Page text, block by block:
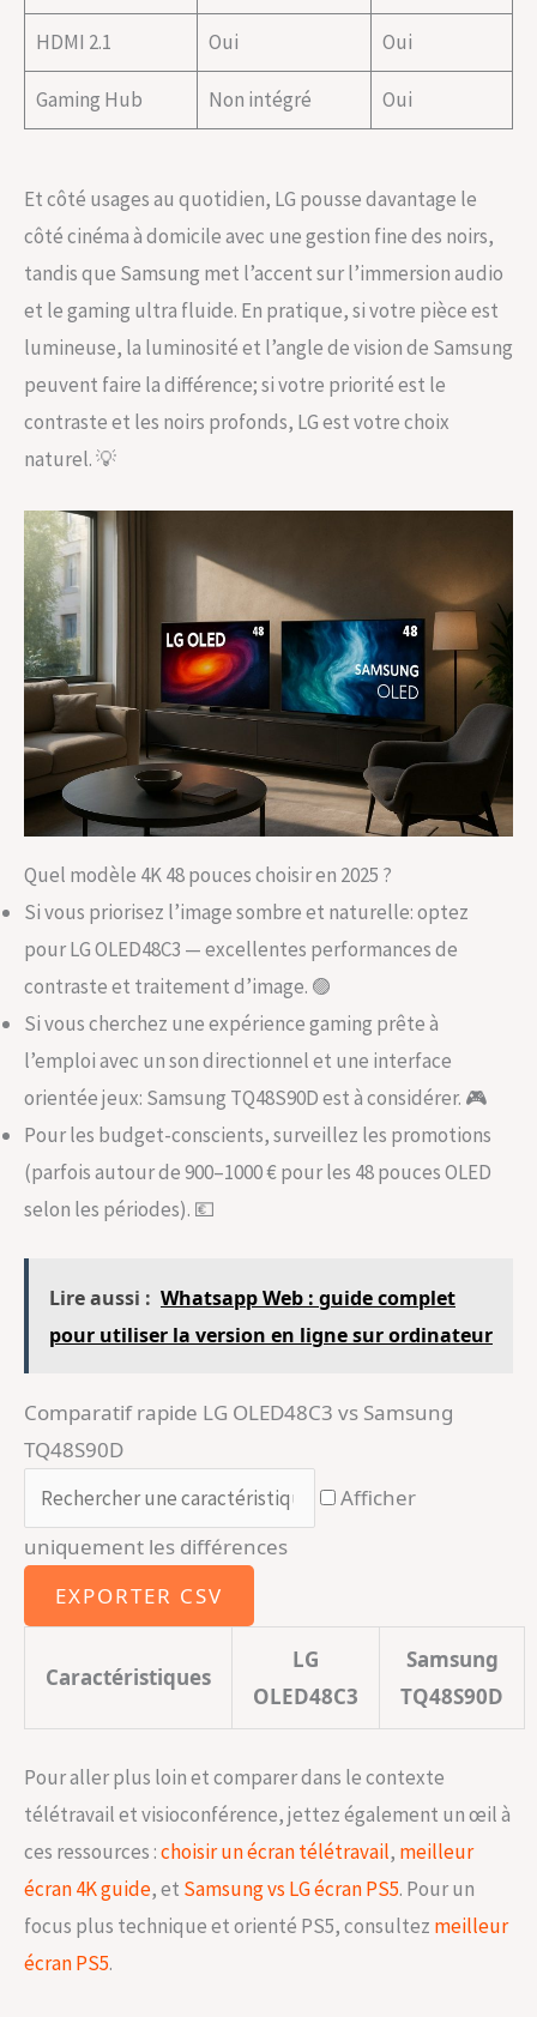
HDMI 2.1 Oui Oui
Gaming Hub Non intégré Oui
Et côté usages au quotidien, LG pousse davantage le
côté cinéma à domicile avec une gestion fine des noirs,
tandis que Samsung met l’accent sur l’immersion audio
et le gaming ultra fluide. En pratique, si votre pièce est
lumineuse, la luminosité et l’angle de vision de Samsung
peuvent faire la différence; si votre priorité est le
contraste et les noirs profonds, LG est votre choix
naturel. 💡
Quel modèle 4K 48 pouces choisir en 2025 ?
Si vous priorisez l’image sombre et naturelle: optez
pour LG OLED48C3 — excellentes performances de
contraste et traitement d’image. 🟣
Si vous cherchez une expérience gaming prête à
l’emploi avec un son directionnel et une interface
orientée jeux: Samsung TQ48S90D est à considérer. 🎮
Pour les budget-conscients, surveillez les promotions
(parfois autour de 900–1000 € pour les 48 pouces OLED
selon les périodes). 💶
Lire aussi : Whatsapp Web : guide complet
pour utiliser la version en ligne sur ordinateur
Comparatif rapide LG OLED48C3 vs Samsung
TQ48S90D
Rechercher une caractéristique Afficher
uniquement les différences
EXPORTER CSV
Caractéristiques
LG
OLED48C3
Samsung
TQ48S90D
Pour aller plus loin et comparer dans le contexte
télétravail et visioconférence, jettez également un œil à
ces ressources :choisir un écran télétravail, meilleur
écran 4K guide, et Samsung vs LG écran PS5. Pour un
focus plus technique et orienté PS5, consultez meilleur
écran PS5.